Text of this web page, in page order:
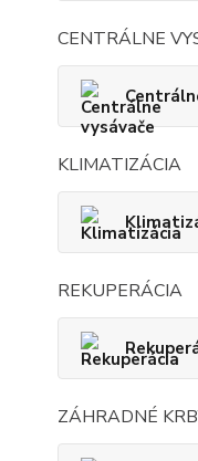
CENTRÁLNE
KLIMATIZÁCIA
REKUPERÁCIA
ZÁHRADNÉ